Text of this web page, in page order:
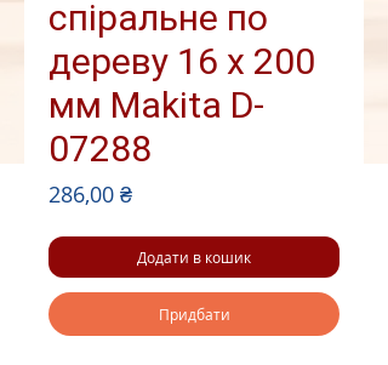
спіральне по
дереву 16 х 200
мм Makita D-
07288
286,00 ₴Ціна
Додати в кошик
Придбати